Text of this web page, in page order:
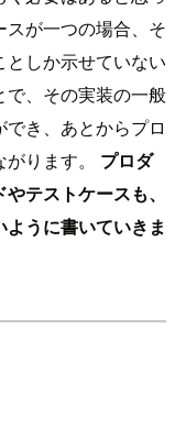
が一つの場合、そ
しか示せていない
、その実装の一般
き、あとからプロ
ります。 プロダ
テストケースも、
うに書いていきま